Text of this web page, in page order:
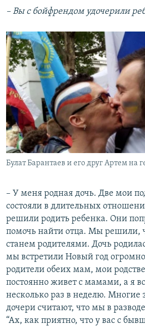
– Вы с бойфрендом удочерили
Булат Барантаев и его друг Артем на
– У меня родная дочь. Две мои
состояли в длительных
решили родить ребенка. Они
помочь найти отца. Мы решили,
станем родителями. Дочь
мы встретили Новый год
родители обеих мам, мои
постоянно живет с мамами, а я
несколько раз в неделю.
дочери считают, что мы в
“Ах, как приятно, что у вас с